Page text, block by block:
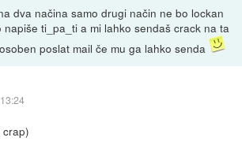
dva načina samo drugi način ne bo lockan
ti_pa_ti a mi lahko sendaš crack na ta
poslat mail če mu ga lahko senda